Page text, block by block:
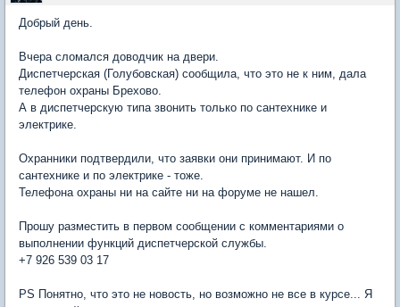
Добрый день.
Вчера сломался доводчик на двери.
Диспетчерская (Голубовская) сообщила, что это не к ним, дала
телефон охраны Брехово.
А в диспетчерскую типа звонить только по сантехнике и
электрике.
Охранники подтвердили, что заявки они принимают. И по
сантехнике и по электрике - тоже.
Телефона охраны ни на сайте ни на форуме не нашел.
Прошу разместить в первом сообщении с комментариями о
выполнении функций диспетчерской службы.
+7 926 539 03 17
PS Понятно, что это не новость, но возможно не все в курсе... Я